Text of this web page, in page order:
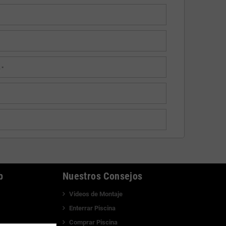
"
Nuestros Consejos
Videos de Montaje
Enterrar Piscina
Comprar Piscina